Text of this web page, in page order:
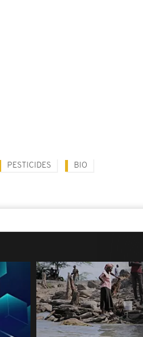
PESTICIDES BIO